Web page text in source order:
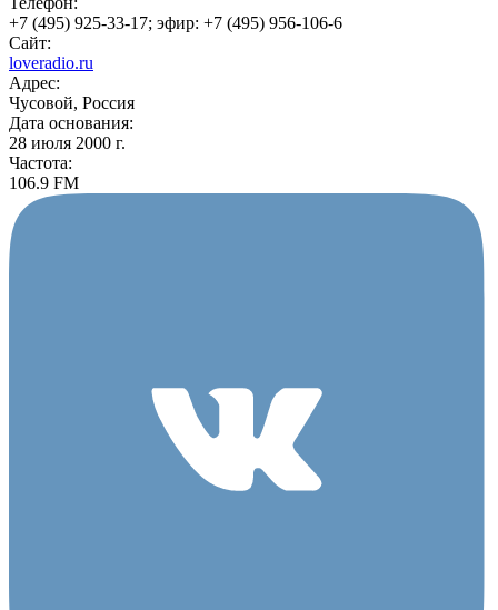
+7 (495) 925-33-17; эфир: +7 (495) 956-106-6
Сайт:
loveradio.ru
Адрес:
Чусовой, Россия
Дата основания:
28 июля 2000 г.
Частота:
106.9 FM